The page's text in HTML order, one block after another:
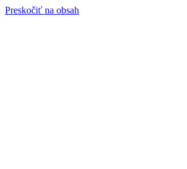
Preskočiť na obsah